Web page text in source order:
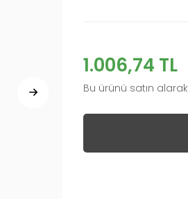
1.006,74 TL
Bu ürünü satın alarak